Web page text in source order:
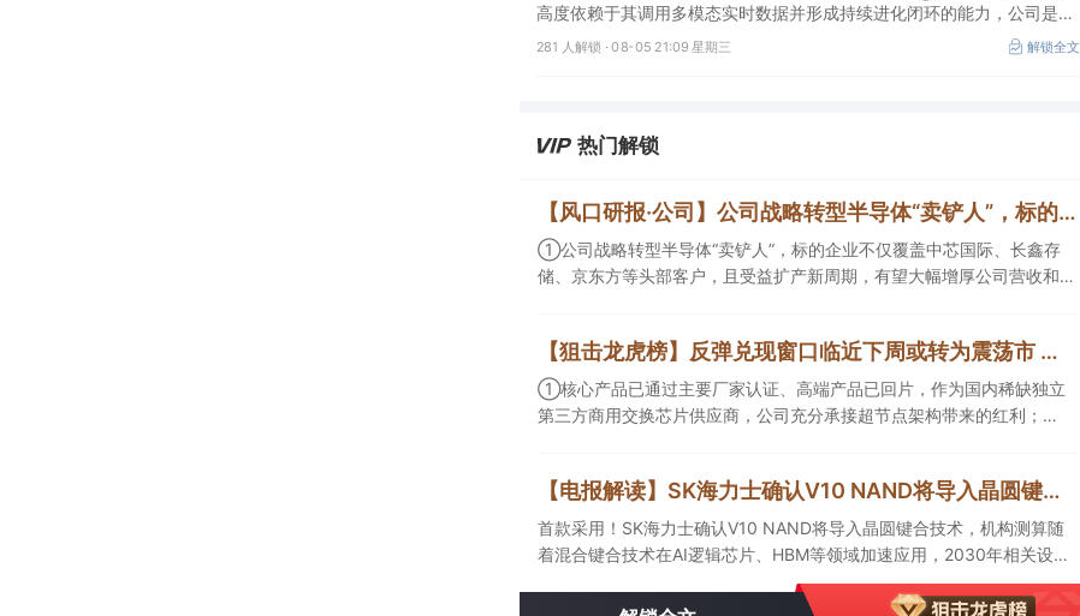
高度依赖于其调用多模态实时数据并形成持续进化闭环的能力，公司是全
球首个完成TPC-DS测试并通过官方审计的数据库企业；③2026年被多
方定义为Robotaxi商业化元年，公司正从“传统出行运营商”向“自动驾驶时
281 人解锁 ·08-05 21:09 星期三 解锁全文
热门解锁
【风口研报·公司】公司战略转型半导体“卖铲人”，标的企业不仅覆盖中芯国际、长鑫存储、京东方等头部客户，且受益扩产新周期，有望大幅增厚公司营收和归母净利润；周策略：市场情绪有望逐渐回暖并重拾上行趋势
①公司战略转型半导体“卖铲人”，标的企业不仅覆盖中芯国际、长鑫存
储、京东方等头部客户，且受益扩产新周期，有望大幅增厚公司营收和归
【狙击龙虎榜】反弹兑现窗口临近下周或转为震荡市 新高因子凸显成为量化重要考量因素
①核心产品已通过主要厂家认证、高端产品已回片，作为国内稀缺独立
第三方商用交换芯片供应商，公司充分承接超节点架构带来的红利；②
【电报解读】SK海力士确认V10 NAND将导入晶圆键合技术，机构测算随着混合键合技术在HBM等领域加速应用，2030年相关设备市场规模有望达到100亿元，这家公司正布局用于半导体存储器产品的测试设备
首款采用！SK海力士确认V10 NAND将导入晶圆键合技术，机构测算随
着混合键合技术在AI逻辑芯片、HBM等领域加速应用，2030年相关设备
市场规模有望达到100亿元，这家公司正在布局用于半导体存储器产品的
测试设备，另一家混合键合设备相关收入占总营收的比重约为2%。